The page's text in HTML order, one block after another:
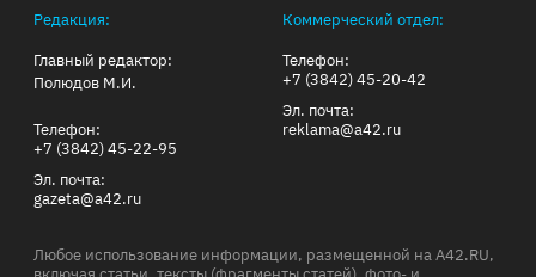
Редакция:
Главный редактор:
Полюдов М.И.
Телефон:
+7 (3842) 45-22-95
Эл. почта:
gazeta@a42.ru
Коммерческий отдел:
Телефон:
+7 (3842) 45-20-42
Эл. почта:
reklama@a42.ru
Любое использование информации, размещенной на A42.RU,